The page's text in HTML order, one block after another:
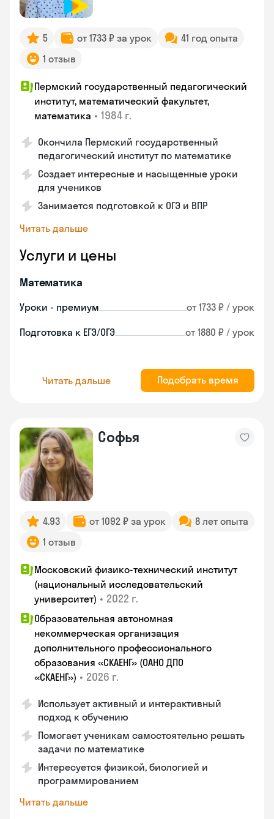
5 от 1733 ₽ за урок
41 год опыта
1 отзыв
Пермский государственный педагогический
институт, математический факультет,
математика • 1984 г.
Окончила Пермский государственный
педагогический институт по математике
Создает интересные и насыщенные уроки
для учеников
Занимается подготовкой к ОГЭ и ВПР
Читать дальше
Услуги и цены
Математика
Уроки - премиум от 1733 ₽ / урок
Подготовка к ЕГЭ/ОГЭ от 1880 ₽ / урок
Читать дальше Подобрать время
Софья
4.93 от 1092 ₽ за урок
8 лет опыта
1 отзыв
Московский физико-технический институт
(национальный исследовательский
университет) • 2022 г.
Образовательная автономная
некоммерческая организация
дополнительного профессионального
образования «СКАЕНГ» (ОАНО ДПО
«СКАЕНГ») • 2026 г.
Использует активный и интерактивный
подход к обучению
Помогает ученикам самостоятельно решать
задачи по математике
Интересуется физикой, биологией и
программированием
Читать дальше